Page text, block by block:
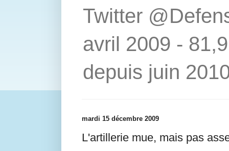
Twitter
avril 2009 -
depuis juin
mardi 15 décembre 2009
L'artillerie mue, mais pas